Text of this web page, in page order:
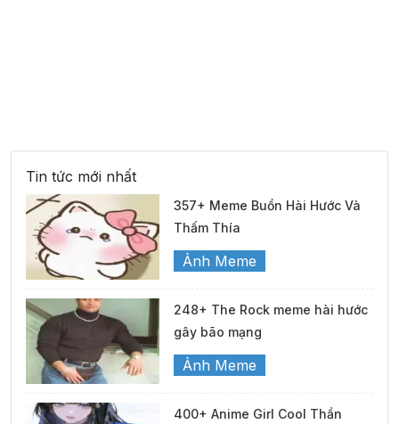
Tin tức mới nhất
357+ Meme Buồn Hài Hước Và
Thấm Thía
Ảnh Meme
248+ The Rock meme hài hước
gây bão mạng
Ảnh Meme
400+ Anime Girl Cool Thần